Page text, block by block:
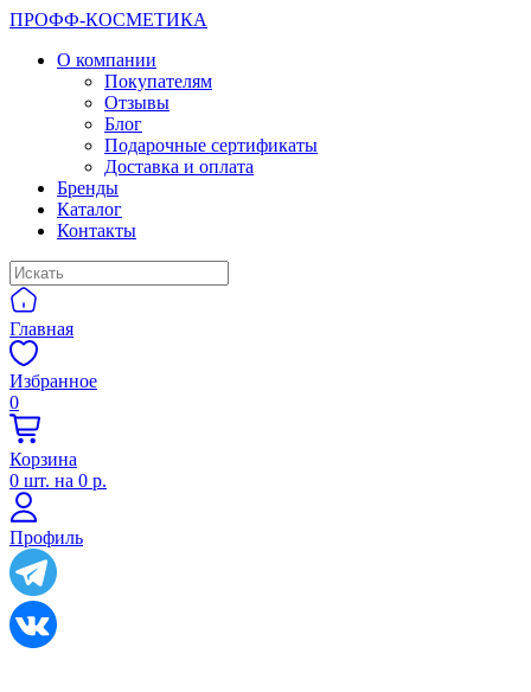
ПРОФФ-КОСМЕТИКА
О компании
Покупателям
Отзывы
Блог
Подарочные сертификаты
Доставка и оплата
Бренды
Каталог
Контакты
Главная
Избранное
0
Корзина
0 шт. на 0 р.
Профиль